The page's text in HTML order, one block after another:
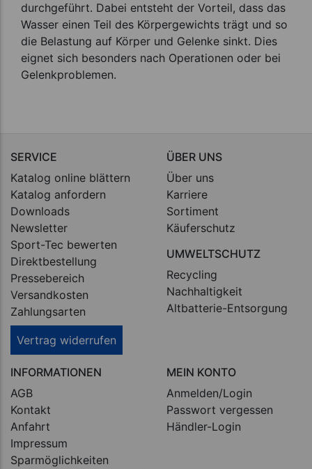
durchgeführt. Dabei entsteht der Vorteil, dass das
Wasser einen Teil des Körpergewichts trägt und so
die Belastung auf Körper und Gelenke sinkt. Dies
eignet sich besonders nach Operationen oder bei
Gelenkproblemen.
SERVICE
Katalog online blättern
Katalog anfordern
Downloads
Newsletter
Sport-Tec bewerten
Direktbestellung
Pressebereich
Versandkosten
Zahlungsarten
Vertrag widerrufen
ÜBER UNS
Über uns
Karriere
Sortiment
Käuferschutz
UMWELTSCHUTZ
Recycling
Nachhaltigkeit
Altbatterie-Entsorgung
INFORMATIONEN
AGB
Kontakt
Anfahrt
Impressum
Sparmöglichkeiten
MEIN KONTO
Anmelden/Login
Passwort vergessen
Händler-Login